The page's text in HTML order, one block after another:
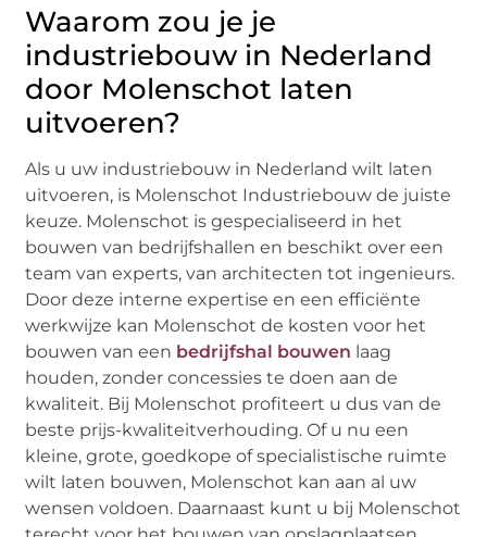
Waarom zou je je
industriebouw in Nederland
door Molenschot laten
uitvoeren?
Als u uw industriebouw in Nederland wilt laten
uitvoeren, is Molenschot Industriebouw de juiste
keuze. Molenschot is gespecialiseerd in het
bouwen van bedrijfshallen en beschikt over een
team van experts, van architecten tot ingenieurs.
Door deze interne expertise en een efficiënte
werkwijze kan Molenschot de kosten voor het
bouwen van een bedrijfshal bouwen laag
houden, zonder concessies te doen aan de
kwaliteit. Bij Molenschot profiteert u dus van de
beste prijs-kwaliteitverhouding. Of u nu een
kleine, grote, goedkope of specialistische ruimte
wilt laten bouwen, Molenschot kan aan al uw
wensen voldoen. Daarnaast kunt u bij Molenschot